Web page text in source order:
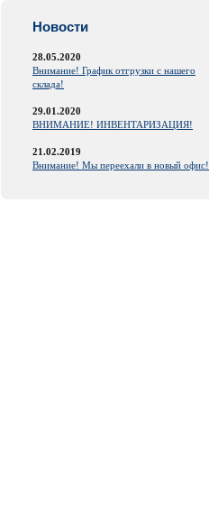
Новости
28.05.2020
Внимание! График отгрузки с нашего
склада!
29.01.2020
ВНИМАНИЕ! ИНВЕНТАРИЗАЦИЯ!
21.02.2019
Внимание! Мы переехали в новый офис!